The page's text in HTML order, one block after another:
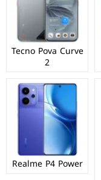
Tecno Pova Curve
2
Realme P4 Power